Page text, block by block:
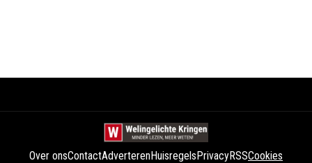
Over onsContactAdverterenHuisregelsPrivacyRSSCookies